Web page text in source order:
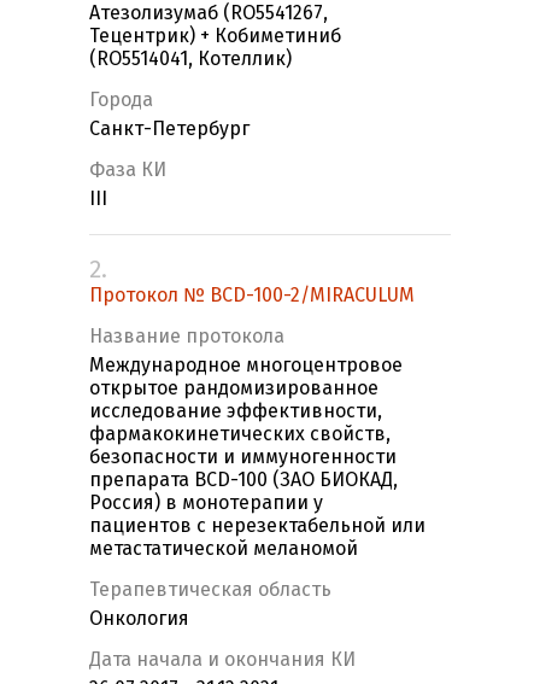
Атезолизумаб (RO5541267,
Тецентрик) + Кобиметиниб
(RO5514041, Котеллик)
Города
Санкт-Петербург
Фаза КИ
2.
Протокол № BCD-100-2/MIRACULUM
Название протокола
Международное многоцентровое
открытое рандомизированное
исследование эффективности,
фармакокинетических свойств,
безопасности и иммуногенности
препарата BCD-100 (ЗАО БИОКАД,
Россия) в монотерапии у
пациентов с нерезектабельной или
метастатической меланомой
Терапевтическая область
Онкология
Дата начала и окончания КИ